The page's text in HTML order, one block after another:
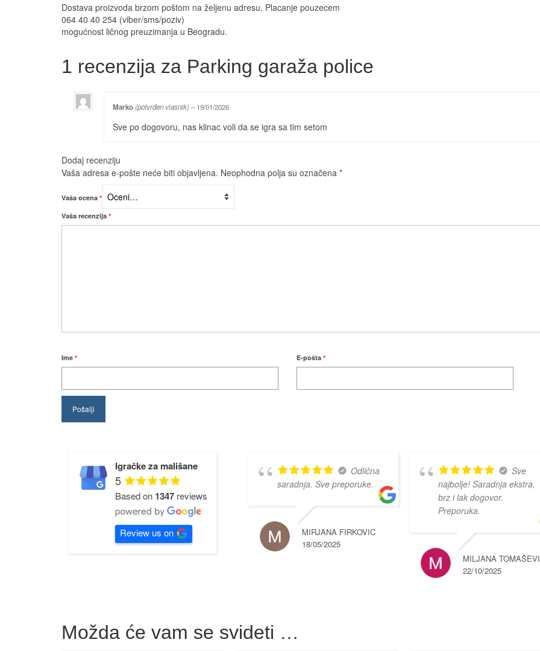
Dostava proizvoda brzom poštom na željenu adresu. Placanje pouzecem
064 40 40 254 (viber/sms/poziv)
mogućnost ličnog preuzimanja u Beogradu.
1 recenzija za Parking garaža police
Marko(potvrđen vlasnik) – 19/01/2026
Sve po dogovoru, nas klinac voli da se igra sa tim setom
Dodaj recenziju
Vaša adresa e-pošte neće biti objavljena. Neophodna polja su označena *
Vaša ocena *
Vaša recenzija *
Ime * E-pošta *
Igračke za mališane
5
Based on 1347 reviews
Review us on
Odlična
saradnja. Sve preporuke.
MIRJANA FIRKOVIC
18/05/2025
Sve
najbolje! Saradnja ekstra,
brz i lak dogovor.
Preporuka.
MILJANA
22/10/2025
Možda će vam se svideti …